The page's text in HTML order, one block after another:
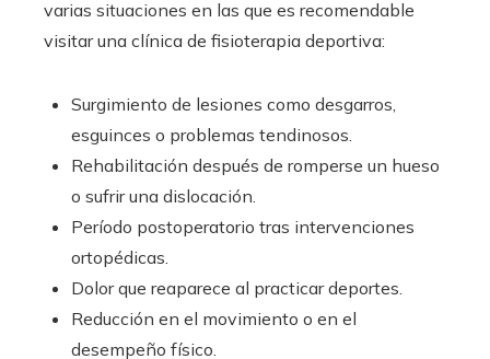
varias situaciones en las que es recomendable
visitar una clínica de fisioterapia deportiva:
Surgimiento de lesiones como desgarros,
esguinces o problemas tendinosos.
Rehabilitación después de romperse un hueso
o sufrir una dislocación.
Período postoperatorio tras intervenciones
ortopédicas.
Dolor que reaparece al practicar deportes.
Reducción en el movimiento o en el
desempeño físico.